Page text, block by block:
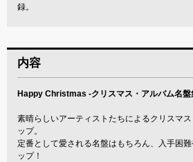
録。
内容
Happy Christmas -クリスマス・アルバム名盤
素晴らしいアーティストたちによるクリスマ
ップ。
定番として愛される名盤はもちろん、入手困
ップ！